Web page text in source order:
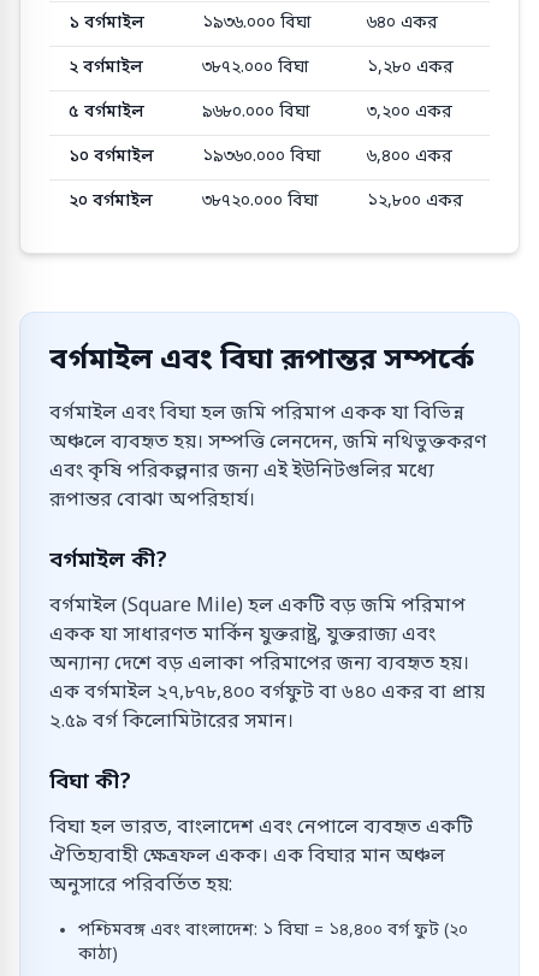
১ বর্গমাইল ১৯৩৬.০০০ বিঘা ৬৪০ একর
২ বর্গমাইল ৩৮৭২.০০০ বিঘা ১,২৮০ একর
৫ বর্গমাইল ৯৬৮০.০০০ বিঘা ৩,২০০ একর
১০ বর্গমাইল ১৯৩৬০.০০০ বিঘা ৬,৪০০ একর
২০ বর্গমাইল ৩৮৭২০.০০০ বিঘা ১২,৮০০ একর
বর্গমাইল এবং বিঘা রূপান্তর সম্পর্কে
বর্গমাইল এবং বিঘা হল জমি পরিমাপ একক যা বিভিন্ন
অঞ্চলে ব্যবহৃত হয়। সম্পত্তি লেনদেন, জমি নথিভুক্তকরণ
এবং কৃষি পরিকল্পনার জন্য এই ইউনিটগুলির মধ্যে
রূপান্তর বোঝা অপরিহার্য।
বর্গমাইল কী?
বর্গমাইল (Square Mile) হল একটি বড় জমি পরিমাপ
একক যা সাধারণত মার্কিন যুক্তরাষ্ট্র, যুক্তরাজ্য এবং
অন্যান্য দেশে বড় এলাকা পরিমাপের জন্য ব্যবহৃত হয়।
এক বর্গমাইল ২৭,৮৭৮,৪০০ বর্গফুট বা ৬৪০ একর বা প্রায়
২.৫৯ বর্গ কিলোমিটারের সমান।
বিঘা কী?
বিঘা হল ভারত, বাংলাদেশ এবং নেপালে ব্যবহৃত একটি
ঐতিহ্যবাহী ক্ষেত্রফল একক। এক বিঘার মান অঞ্চল
অনুসারে পরিবর্তিত হয়:
পশ্চিমবঙ্গ এবং বাংলাদেশ: ১ বিঘা = ১৪,৪০০ বর্গ ফুট (২০
কাঠা)